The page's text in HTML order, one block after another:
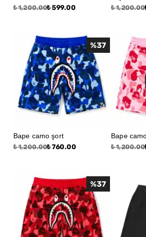
₺ 1,200.00₺ 599.00 ₺ 1,200.00
Bape camo şort
₺ 1,200.00₺ 760.00
%37
Bape
₺ 1,200.00
%37